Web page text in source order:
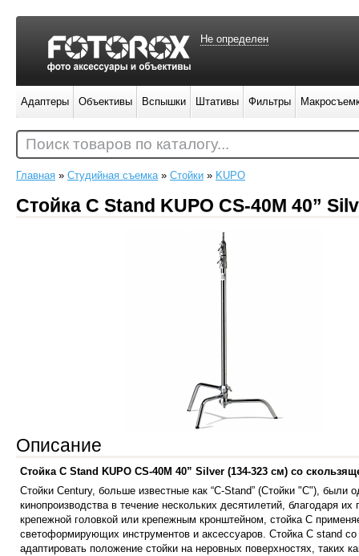
Главная » Студийная съемка» Стойки » KUPO
Стойка C Stand KUPO CS-40M 40”
Описание
Стойка C Stand KUPO CS-40M 40” Silver (134-323 см) со
Стойки Century, больше известные как “C-Stand” (Стойки "C"), были
кинопроизводства в течение нескольких десятилетий, благодаря
крепежной головкой или крепежным кронштейном, стойка C
светоформирующих инструментов и аксессуаров. Стойка C stand
адаптировать положение стойки на неровных поверхностях,
Не определен
Адаптеры Объективы Вспышки Штативы Фильтры
Поиск товаров по каталогу...